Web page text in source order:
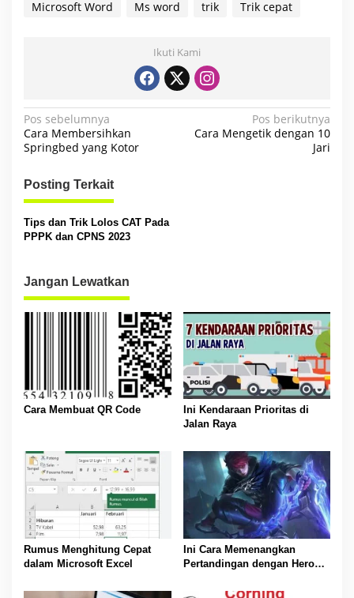
Microsoft Word Ms word trik Trik cepat
Ikuti Kami
N
a
i
a
i
p
Pos sebelumnya
Cara Membersihkan
Springbed yang Kotor
Pos berikutnya
Cara Mengetik dengan 10
Jari
Posting Terkait
Tips dan Trik Lolos CAT Pada
PPPK dan CPNS 2023
Jangan Lewatkan
Cara Membuat QR Code
Ini Kendaraan Prioritas di
Jalan Raya
Rumus Menghitung Cepat
dalam Microsoft Excel
Ini Cara Memenangkan
Pertandingan dengan Hero